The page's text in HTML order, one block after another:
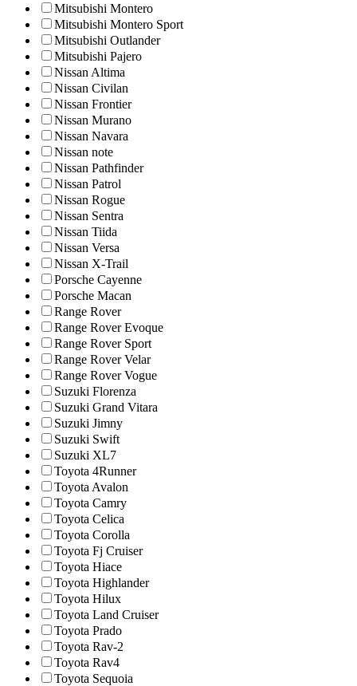
Mitsubishi Montero
Mitsubishi Montero Sport
Mitsubishi Outlander
Mitsubishi Pajero
Nissan Altima
Nissan Civilan
Nissan Frontier
Nissan Murano
Nissan Navara
Nissan note
Nissan Pathfinder
Nissan Patrol
Nissan Rogue
Nissan Sentra
Nissan Tiida
Nissan Versa
Nissan X-Trail
Porsche Cayenne
Porsche Macan
Range Rover
Range Rover Evoque
Range Rover Sport
Range Rover Velar
Range Rover Vogue
Suzuki Florenza
Suzuki Grand Vitara
Suzuki Jimny
Suzuki Swift
Suzuki XL7
Toyota 4Runner
Toyota Avalon
Toyota Camry
Toyota Celica
Toyota Corolla
Toyota Fj Cruiser
Toyota Hiace
Toyota Highlander
Toyota Hilux
Toyota Land Cruiser
Toyota Prado
Toyota Rav-2
Toyota Rav4
Toyota Sequoia